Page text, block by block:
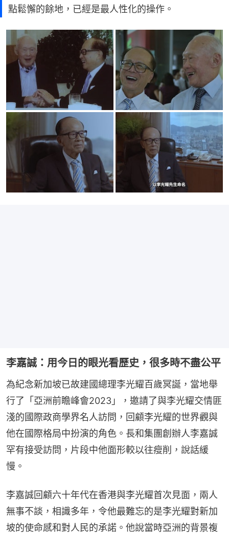
點鬆懈的餘地，已經是最人性化的操作。
李嘉誠：用今日的眼光看歷史，很多時不盡公平
為紀念新加坡已故建國總理李光耀百歲冥誕，當地舉
行了「亞洲前瞻峰會2023」，邀請了與李光耀交情匪
淺的國際政商學界名人訪問，回顧李光耀的世界觀與
他在國際格局中扮演的角色。長和集團創辦人李嘉誠
罕有接受訪問，片段中他面形較以往瘦削，說話緩
慢。
李嘉誠回顧六十年代在香港與李光耀首次見面，兩人
無事不談，相識多年，令他最難忘的是李光耀對新加
坡的使命感和對人民的承諾。他說當時亞洲的背景複